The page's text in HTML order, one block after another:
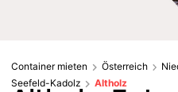
Container mieten Österreich
Seefeld-Kadolz
Altholz